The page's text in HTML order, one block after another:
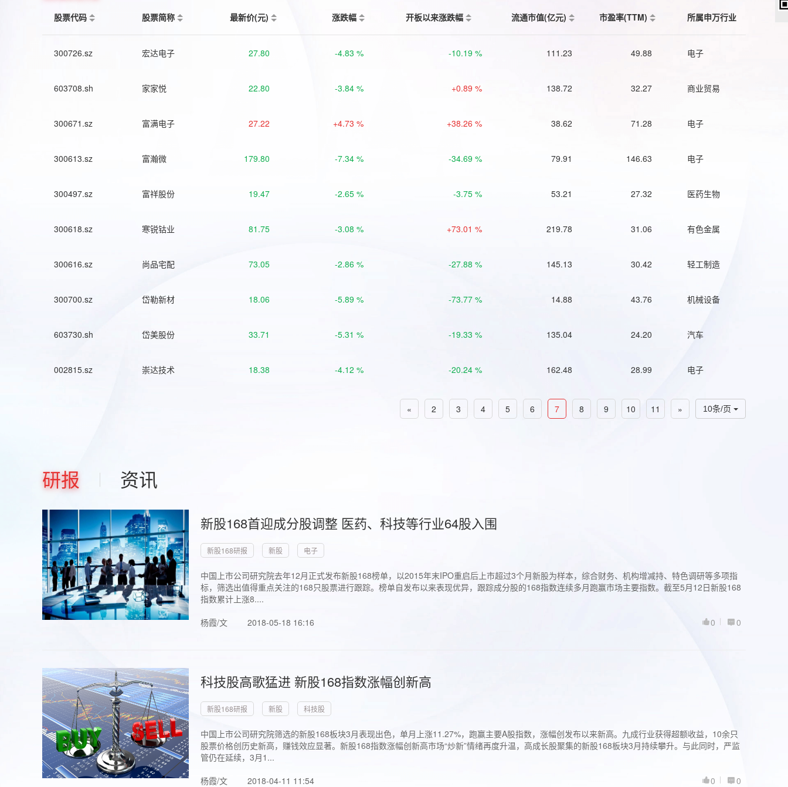
股票代码
股票简称 最新价(元) 涨跌幅 开板以来涨跌幅 流通市值(亿元) 市盈率(TTM) 所属申万行业
300726.sz 宏达电子 27.80 -4.83 % -10.19 % 111.23 49.88 电子
603708.sh 家家悦 22.80 -3.84 % +0.89 % 138.72 32.27 商业贸易
300671.sz 富满电子 27.22 +4.73 % +38.26 % 38.62 71.28 电子
300613.sz 富瀚微 179.80 -7.34 % -34.69 % 79.91 146.63 电子
300497.sz 富祥股份 19.47 -2.65 % -3.75 % 53.21 27.32 医药生物
300618.sz 寒锐钴业 81.75 -3.08 % +73.01 % 219.78 31.06 有色金属
300616.sz 尚品宅配 73.05 -2.86 % -27.88 % 145.13 30.42 轻工制造
300700.sz 岱勒新材 18.06 -5.89 % -73.77 % 14.88 43.76 机械设备
603730.sh 岱美股份 33.71 -5.31 % -19.33 % 135.04 24.20 汽车
002815.sz 崇达技术 18.38 -4.12 % -20.24 % 162.48 28.99 电子
10条/页
« 2 3 4 5 6 7 8 9 10 11 »
研报 资讯
新股168首迎成分股调整 医药、科技等行业64股入围
新股168研报 新股 电子
中国上市公司研究院去年12月正式发布新股168榜单，以2015年末IPO重启后上市超过3个月新股为样本，综合财务、机构增减持、特色调研等多项指
标，筛选出值得重点关注的168只股票进行跟踪。榜单自发布以来表现优异，跟踪成分股的168指数连续多月跑赢市场主要指数。截至5月12日新股168
指数累计上涨8....
杨霞/文
2018-05-18 16:16 0
0
科技股高歌猛进 新股168指数涨幅创新高
新股168研报 新股 科技股
中国上市公司研究院筛选的新股168板块3月表现出色，单月上涨11.27%，跑赢主要A股指数，涨幅创发布以来新高。九成行业获得超额收益，10余只
股票价格创历史新高，赚钱效应显著。新股168指数涨幅创新高市场“炒新”情绪再度升温，高成长股聚集的新股168板块3月持续攀升。与此同时，严监
管仍在延续，3月1...
杨霞/文
2018-04-11 11:54 0
0